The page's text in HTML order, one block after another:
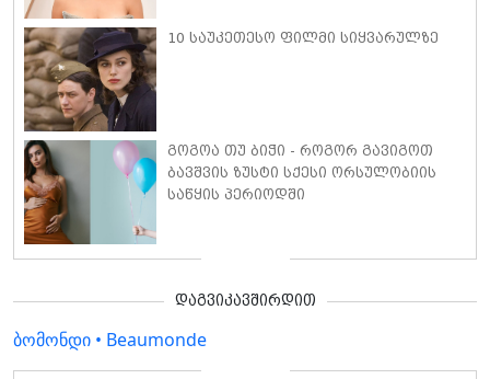
10 საუკეთესო ფილმი სიყვარულზე
გოგოა თუ ბიჭი - როგორ გავიგოთ
ბავშვის ზუსტი სქესი ორსულობიის
საწყის პერიოდში
დაგვიკავშირდით
ბომონდი • Beaumonde